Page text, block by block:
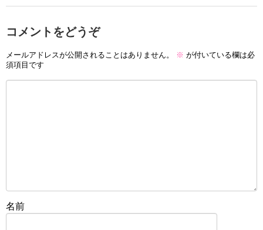
コメントをどうぞ
メールアドレスが公開されることはありません。 ※ が付いている欄は必
須項目です
名前